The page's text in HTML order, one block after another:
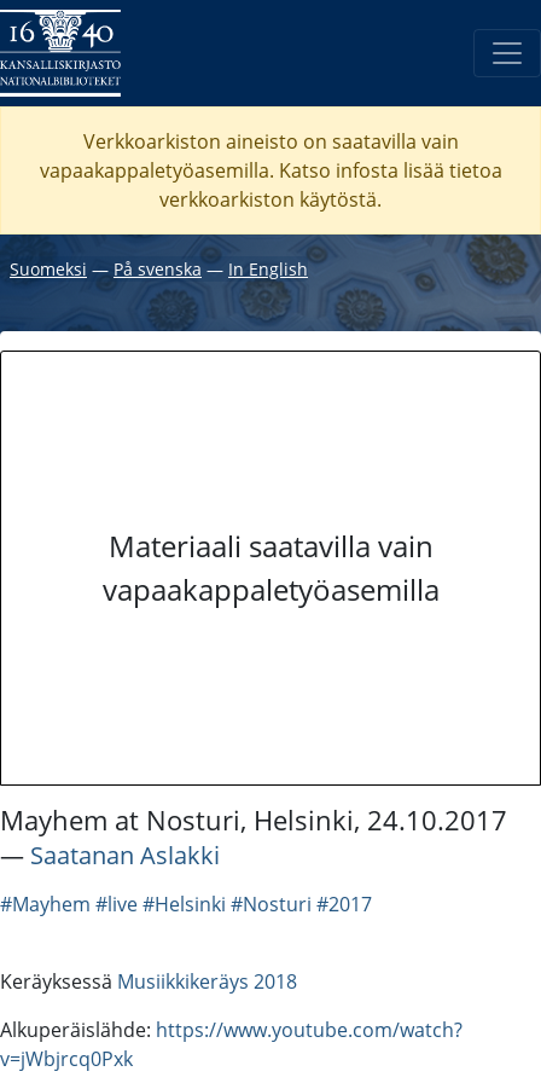
Verkkoarkiston aineisto on saatavilla vain
vapaakappaletyöasemilla. Katso infosta lisää tietoa
verkkoarkiston käytöstä.
Suomeksi ― På svenska― In English
Materiaali saatavilla vain
vapaakappaletyöasemilla
Mayhem at Nosturi, Helsinki, 24.10.2017
― Saatanan Aslakki
#Mayhem #live#Helsinki #Nosturi #2017
Keräyksessä Musiikkikeräys 2018
Alkuperäislähde: https://www.youtube.com/watch?
v=jWbjrcq0Pxk